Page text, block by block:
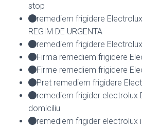
stop
remediem frigidere
REGIM DE URGENTA
remediem frigidere
Firma remediem frigidere
Firme remediem frigidere
Pret remediem frigidere
remediem frigider electrolux
domiciliu
remediem frigider electrolux